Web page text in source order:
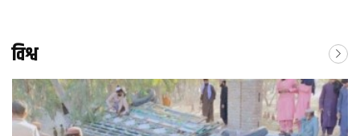
विश्व